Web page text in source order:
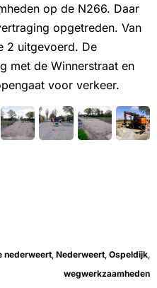
op de N266. Daar
opgetreden. Van
2 uitgevoerd. De
met de Winnerstraat en
voor verkeer.
nederweert, Nederweert, Ospeldijk,
wegwerkzaamheden